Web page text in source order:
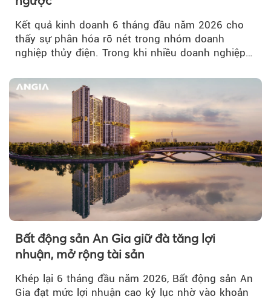
Kết quả kinh doanh 6 tháng đầu năm 2026 cho
thấy sự phân hóa rõ nét trong nhóm doanh
nghiệp thủy điện. Trong khi nhiều doanh nghiệp
Bất động sản An Gia giữ đà tăng lợi
nhuận, mở rộng tài sản
Khép lại 6 tháng đầu năm 2026, Bất động sản An
Gia đạt mức lợi nhuận cao kỷ lục nhờ vào khoản